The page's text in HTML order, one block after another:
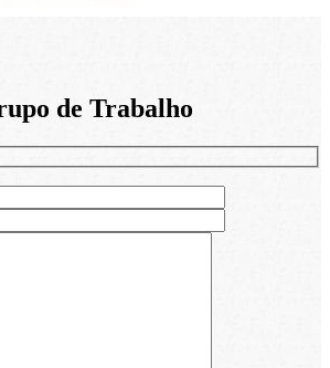
de Trabalho